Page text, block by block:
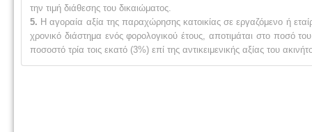
την τιμή διάθεσης του δικαιώματος.
5. Η αγοραία αξία της παραχώρησης κατοικίας σε εργαζόμενο ή
χρονικό διάστημα ενός φορολογικού έτους, αποτιμάται στο ποσό
ποσοστό τρία τοις εκατό (3%) επί της αντικειμενικής αξίας του